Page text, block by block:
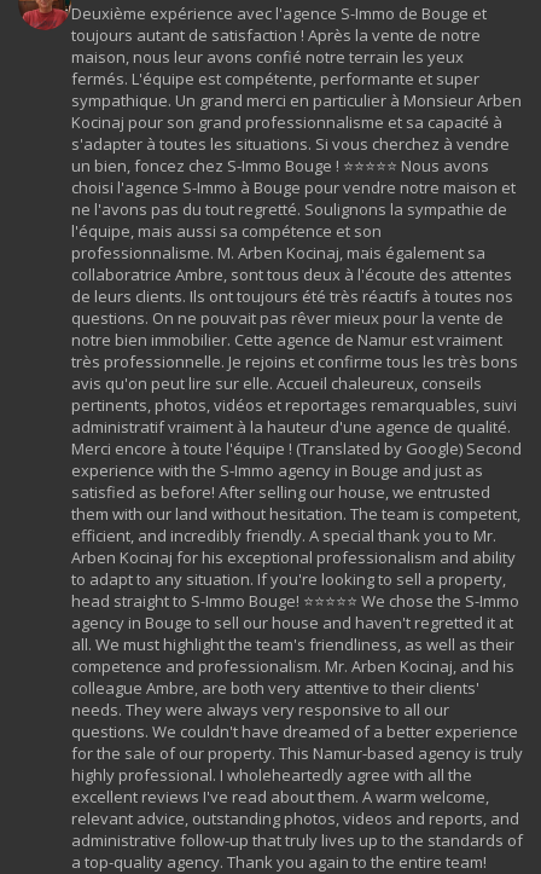
Deuxième expérience avec l'agence S-Immo de Bouge et
toujours autant de satisfaction ! Après la vente de notre
maison, nous leur avons confié notre terrain les yeux
fermés. L'équipe est compétente, performante et super
sympathique. Un grand merci en particulier à Monsieur Arben
Kocinaj pour son grand professionnalisme et sa capacité à
s'adapter à toutes les situations. Si vous cherchez à vendre
un bien, foncez chez S-Immo Bouge ! ⭐⭐⭐⭐⭐ Nous avons
choisi l'agence S-Immo à Bouge pour vendre notre maison et
ne l'avons pas du tout regretté. Soulignons la sympathie de
l'équipe, mais aussi sa compétence et son
professionnalisme. M. Arben Kocinaj, mais également sa
collaboratrice Ambre, sont tous deux à l'écoute des attentes
de leurs clients. Ils ont toujours été très réactifs à toutes nos
questions. On ne pouvait pas rêver mieux pour la vente de
notre bien immobilier. Cette agence de Namur est vraiment
très professionnelle. Je rejoins et confirme tous les très bons
avis qu'on peut lire sur elle. Accueil chaleureux, conseils
pertinents, photos, vidéos et reportages remarquables, suivi
administratif vraiment à la hauteur d'une agence de qualité.
Merci encore à toute l'équipe ! (Translated by Google) Second
experience with the S-Immo agency in Bouge and just as
satisfied as before! After selling our house, we entrusted
them with our land without hesitation. The team is competent,
efficient, and incredibly friendly. A special thank you to Mr.
Arben Kocinaj for his exceptional professionalism and ability
to adapt to any situation. If you're looking to sell a property,
head straight to S-Immo Bouge! ⭐⭐⭐⭐⭐ We chose the S-Immo
agency in Bouge to sell our house and haven't regretted it at
all. We must highlight the team's friendliness, as well as their
competence and professionalism. Mr. Arben Kocinaj, and his
colleague Ambre, are both very attentive to their clients'
needs. They were always very responsive to all our
questions. We couldn't have dreamed of a better experience
for the sale of our property. This Namur-based agency is truly
highly professional. I wholeheartedly agree with all the
excellent reviews I've read about them. A warm welcome,
relevant advice, outstanding photos, videos and reports, and
administrative follow-up that truly lives up to the standards of
a top-quality agency. Thank you again to the entire team!